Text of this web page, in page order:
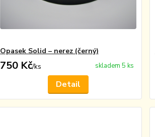
Opasek Solid – nerez (černý)
750 Kč/ks skladem 5 ks
Detail